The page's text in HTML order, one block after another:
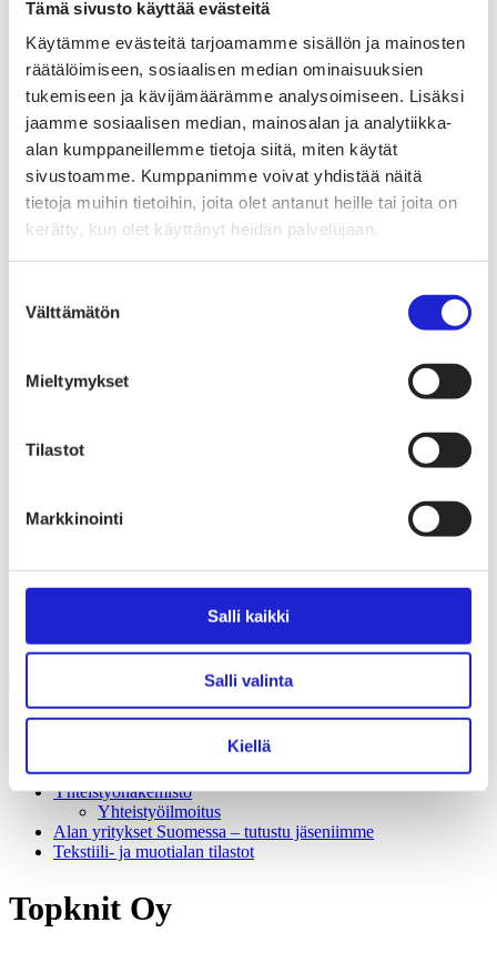
Tämä sivusto käyttää evästeitä
Käytämme evästeitä tarjoamamme sisällön ja mainosten
räätälöimiseen, sosiaalisen median ominaisuuksien
tukemiseen ja kävijämäärämme analysoimiseen. Lisäksi
jaamme sosiaalisen median, mainosalan ja analytiikka-
alan kumppaneillemme tietoja siitä, miten käytät
sivustoamme. Kumppanimme voivat yhdistää näitä
tietoja muihin tietoihin, joita olet antanut heille tai joita on
kerätty, kun olet käyttänyt heidän palvelujaan.
valinta
Välttämätön
Mieltymykset
Tilastot
Markkinointi
Salli kaikki
Salli valinta
Kiellä
Digitaalinen tuotepassi
Tekstiilien tuottajavastuu (EPR)
Kannanotot ja lausunnot
Pikamuodin rajoittaminen
Vaikuttajaryhmät jäsenyrityksille
Työelämä-vaikuttajaryhmä
Yritysvastuu, kiertotalous ja toimivat markkinat -
vaikuttajaryhmä
Kansainvälinen liiketoiminta ja rahoitus -
vaikuttajaryhmä
Julkiset hankinnat ja huoltovarmuus -
vaikuttajaryhmä
Osaaminen ja vetovoima -vaikuttajaryhmä
Tule jäseneksi
Suomen Tekstiili & Muoti 120 vuotta
Tietosuojaseloste
Alan yritykset Suomessa – tutustu jäseniimme
Tiesitkö tämän tekstiili- ja muotialasta?
Yhteistyö­hakemisto
Yhteistyöilmoitus
Alan yritykset Suomessa – tutustu jäseniimme
Tekstiili- ja muotialan tilastot
Topknit Oy